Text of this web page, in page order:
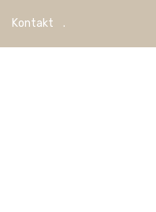
Kontakt